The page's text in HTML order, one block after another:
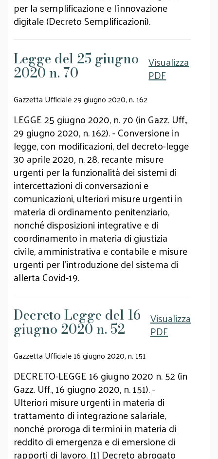
per la semplificazione e l'innovazione
digitale (Decreto Semplificazioni).
Legge del 25 giugno
2020 n. 70
Visualizza
PDF
Gazzetta Ufficiale 29 giugno 2020, n. 162
LEGGE 25 giugno 2020, n. 70 (in Gazz. Uff.,
29 giugno 2020, n. 162). - Conversione in
legge, con modificazioni, del decreto-legge
30 aprile 2020, n. 28, recante misure
urgenti per la funzionalità dei sistemi di
intercettazioni di conversazioni e
comunicazioni, ulteriori misure urgenti in
materia di ordinamento penitenziario,
nonché disposizioni integrative e di
coordinamento in materia di giustizia
civile, amministrativa e contabile e misure
urgenti per l'introduzione del sistema di
allerta Covid-19.
Decreto Legge del 16
giugno 2020 n. 52
Visualizza
PDF
Gazzetta Ufficiale 16 giugno 2020, n. 151
DECRETO-LEGGE 16 giugno 2020 n. 52 (in
Gazz. Uff., 16 giugno 2020, n. 151). -
Ulteriori misure urgenti in materia di
trattamento di integrazione salariale,
nonché proroga di termini in materia di
reddito di emergenza e di emersione di
rapporti di lavoro. [1] Decreto abrogato